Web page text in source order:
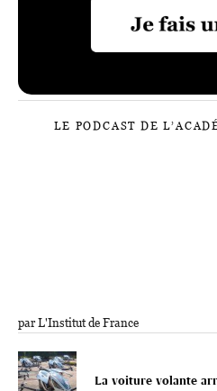
LE PODCAST DE
par L'Institut de France
La voiture volante